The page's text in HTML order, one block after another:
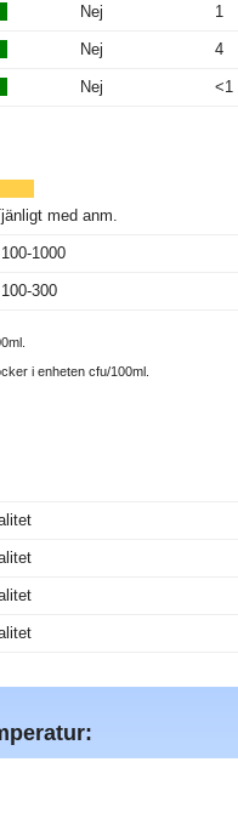
Nej 1
Nej 4
Nej <1
med anm.
1000
300
i enheten cfu/100ml.